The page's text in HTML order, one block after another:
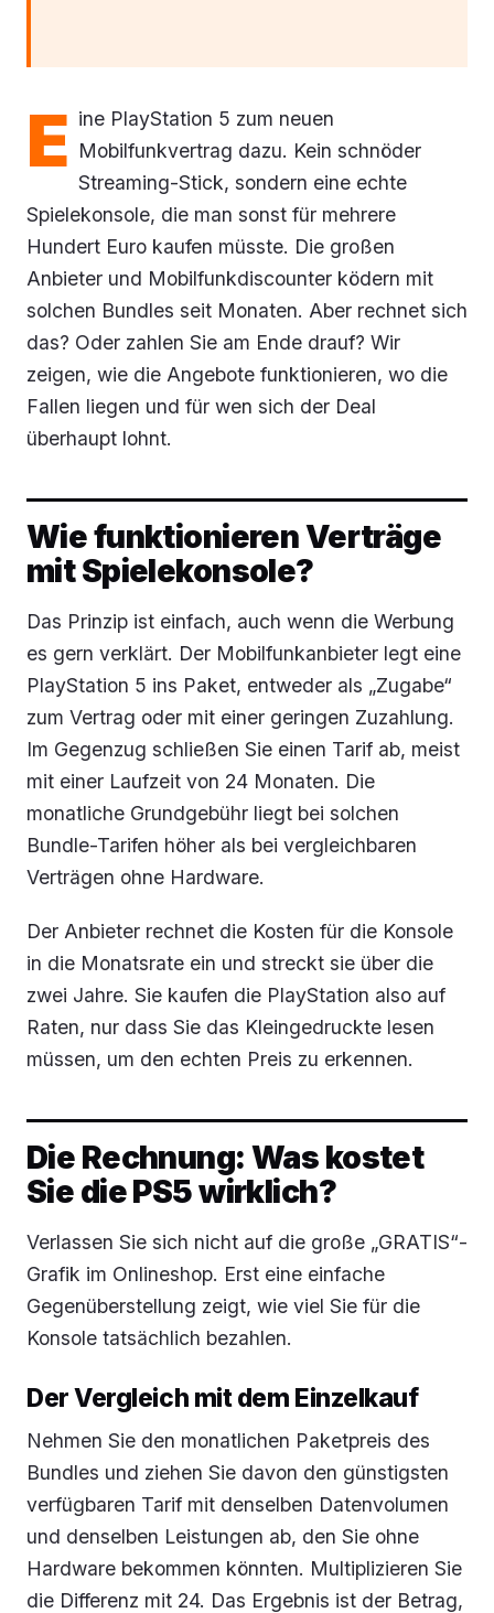
E ine PlayStation 5 zum neuen
Mobilfunkvertrag dazu. Kein schnöder
Streaming-Stick, sondern eine echte
Spielekonsole, die man sonst für mehrere
Hundert Euro kaufen müsste. Die großen
Anbieter und Mobilfunkdiscounter ködern mit
solchen Bundles seit Monaten. Aber rechnet sich
das? Oder zahlen Sie am Ende drauf? Wir
zeigen, wie die Angebote funktionieren, wo die
Fallen liegen und für wen sich der Deal
überhaupt lohnt.
Wie funktionieren Verträge
mit Spielekonsole?
Das Prinzip ist einfach, auch wenn die Werbung
es gern verklärt. Der Mobilfunkanbieter legt eine
PlayStation 5 ins Paket, entweder als „Zugabe“
zum Vertrag oder mit einer geringen Zuzahlung.
Im Gegenzug schließen Sie einen Tarif ab, meist
mit einer Laufzeit von 24 Monaten. Die
monatliche Grundgebühr liegt bei solchen
Bundle-Tarifen höher als bei vergleichbaren
Verträgen ohne Hardware.
Der Anbieter rechnet die Kosten für die Konsole
in die Monatsrate ein und streckt sie über die
zwei Jahre. Sie kaufen die PlayStation also auf
Raten, nur dass Sie das Kleingedruckte lesen
müssen, um den echten Preis zu erkennen.
Die Rechnung: Was kostet
Sie die PS5 wirklich?
Verlassen Sie sich nicht auf die große „GRATIS“-
Grafik im Onlineshop. Erst eine einfache
Gegenüberstellung zeigt, wie viel Sie für die
Konsole tatsächlich bezahlen.
Der Vergleich mit dem Einzelkauf
Nehmen Sie den monatlichen Paketpreis des
Bundles und ziehen Sie davon den günstigsten
verfügbaren Tarif mit denselben Datenvolumen
und denselben Leistungen ab, den Sie ohne
Hardware bekommen könnten. Multiplizieren Sie
die Differenz mit 24. Das Ergebnis ist der Betrag,